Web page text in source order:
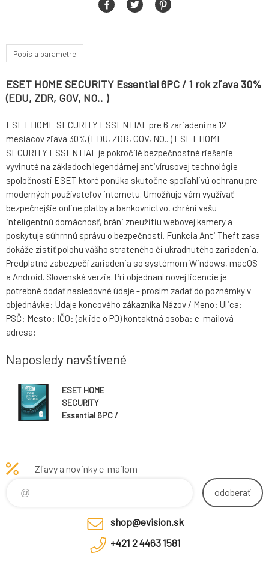
Popis a parametre
ESET HOME SECURITY Essential 6PC / 1 rok zľava 30%
(EDU, ZDR, GOV, NO.. )
ESET HOME SECURITY ESSENTIAL pre 6 zariadení na 12
mesiacov zľava 30% (EDU, ZDR, GOV, NO.. ) ESET HOME
SECURITY ESSENTIAL je pokročilé bezpečnostné riešenie
vyvinuté na základoch legendárnej antivírusovej technológie
spoločnosti ESET ktoré ponúka skutočne spoľahlivú ochranu pre
moderných používateľov internetu. Umožňuje vám využívať
bezpečnejšie online platby a bankovníctvo, chráni vašu
inteligentnú domácnosť, bráni zneužitiu webovej kamery a
poskytuje súhrnnú správu o bezpečnosti. Funkcia Anti Theft zasa
dokáže zistiť polohu vášho strateného či ukradnutého zariadenia.
Predplatné zabezpečí zariadenia so systémom Windows, macOS
a Android. Slovenská verzia. Pri objednaní novej licencie je
potrebné dodať nasledovné údaje - prosím zadať do poznámky v
objednávke: Údaje koncového zákazníka Názov / Meno: Ulica:
PSČ: Mesto: IČO: (ak ide o PO) kontaktná osoba: e-mailová
adresa:
Naposledy navštívené
ESET HOME
SECURITY
Essential 6PC /
(EDU, ZDR, GOV,
Zľavy a novinky e-mailom
odoberať
shop@evision.sk
+421 2 4463 1581